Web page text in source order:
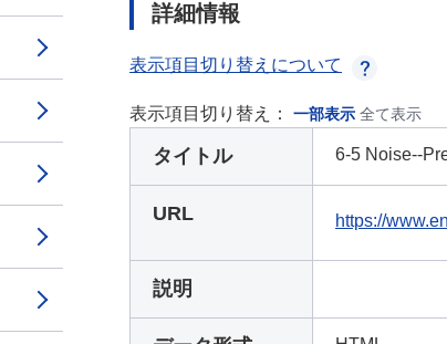
詳細情報
表示項目切り替えについて
表示項目切り替え： 一部表示 全て表示
タイトル 6-5 Noise--
URL https://
説明